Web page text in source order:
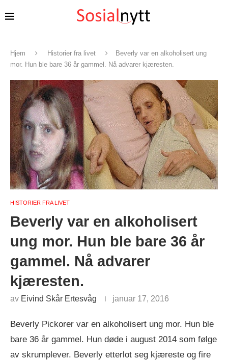
Hjem Historier fra livet
Beverly var en alkoholisert ung
mor. Hun ble bare 36 år gammel. Nå advarer kjæresten.
HISTORIER FRA LIVET
Beverly var en alkoholisert
ung mor. Hun ble bare 36 år
gammel. Nå advarer
kjæresten.
av Eivind Skår Ertesvåg januar 17, 2016
Beverly Pickorer var en alkoholisert ung mor. Hun ble
bare 36 år gammel. Hun døde i august 2014 som følge
av skrumplever. Beverly etterlot seg kjæreste og fire